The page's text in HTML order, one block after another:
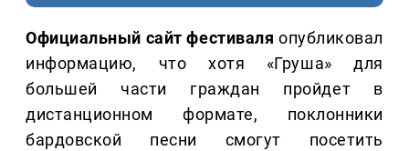
Официальный сайт фестиваляопубликовал
информацию, что хотя «Груша» для
большей части граждан пройдет в
дистанционном формате, поклонники
бардовской песни смогут посетить